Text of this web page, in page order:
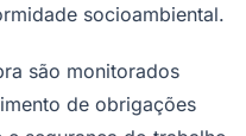
socioambiental.
são monitorados
de obrigações